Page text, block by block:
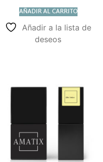
AÑADIR AL CARRITO
Añadir a la lista de
deseos